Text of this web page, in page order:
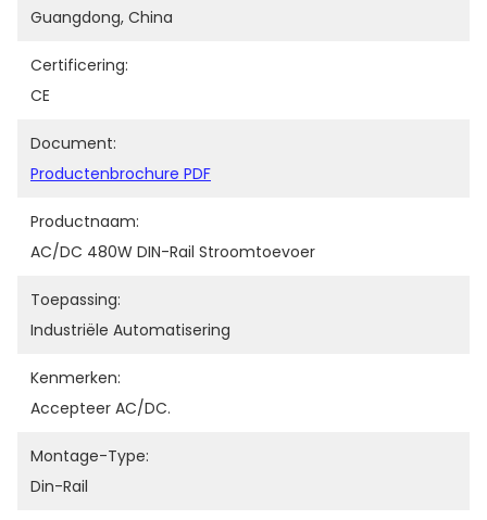
Guangdong, China
Certificering:
CE
Document:
Productenbrochure PDF
Productnaam:
AC/DC 480W DIN-Rail Stroomtoevoer
Toepassing:
Industriële Automatisering
Kenmerken:
Accepteer AC/DC.
Montage-Type:
Din-Rail